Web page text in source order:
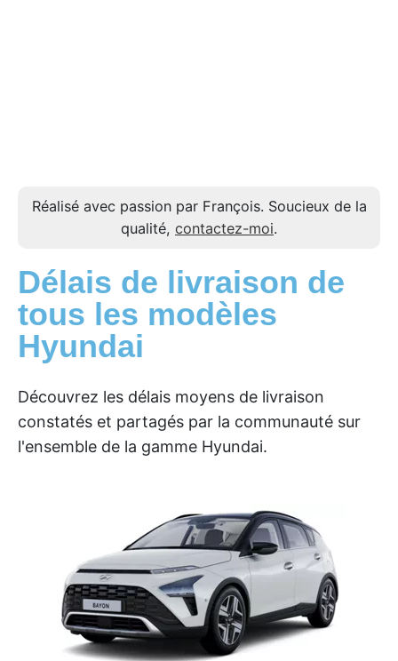
Réalisé avec passion par François. Soucieux de la
qualité, contactez-moi.
Délais de livraison de
tous les modèles
Hyundai
Découvrez les délais moyens de livraison
constatés et partagés par la communauté sur
l'ensemble de la gamme Hyundai.